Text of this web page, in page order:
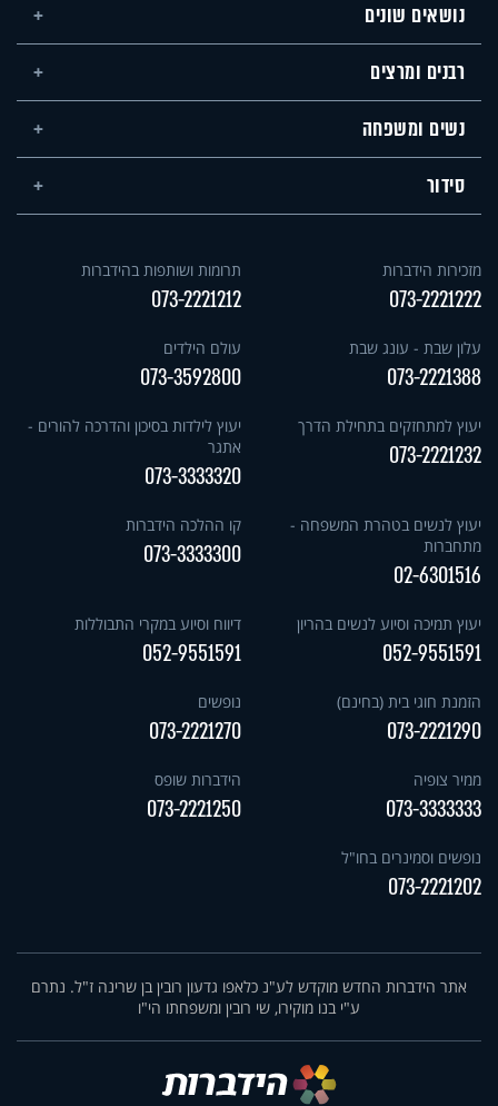
נושאים שונים
רבנים ומרצים
נשים ומשפחה
סידור
מזכירות הידברות
073-2221222
תרומות ושותפות בהידברות
073-2221212
עלון שבת - עונג שבת
073-2221388
עולם הילדים
073-3592800
יעוץ למתחזקים בתחילת הדרך
073-2221232
יעוץ לילדות בסיכון והדרכה להורים -
אתגר
073-3333320
יעוץ לנשים בטהרת המשפחה -
מתחברות
02-6301516
קו ההלכה הידברות
073-3333300
יעוץ תמיכה וסיוע לנשים בהריון
052-9551591
דיווח וסיוע במקרי התבוללות
052-9551591
הזמנת חוגי בית (בחינם)
073-2221290
נופשים
073-2221270
ממיר צופיה
073-3333333
הידברות שופס
073-2221250
נופשים וסמינרים בחו"ל
073-2221202
אתר הידברות החדש מוקדש לע"נ כלאפו גדעון רובין בן שרינה ז"ל. נתרם
ע"י בנו מוקירו, שי רובין ומשפחתו הי"ו